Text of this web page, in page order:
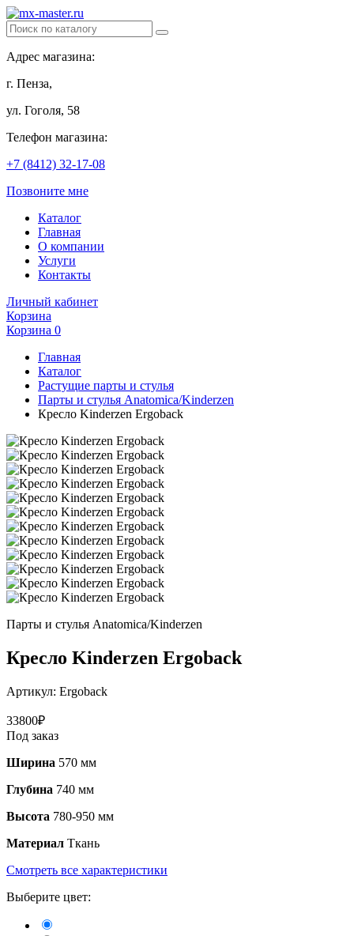
Адрес магазина:
г. Пенза,
ул. Гоголя, 58
Телефон магазина:
+7 (8412) 32-17-08
Позвоните мне
Каталог
Главная
О компании
Услуги
Контакты
Личный кабинет
Корзина
Корзина 0
Главная
Каталог
Растущие парты и стулья
Парты и стулья Anatomica/Kinderzen
Кресло Kinderzen Ergoback
Парты и стулья Anatomica/Kinderzen
Кресло Kinderzen Ergoback
Артикул: Ergoback
33800₽
Под заказ
Ширина 570 мм
Глубина 740 мм
Высота 780-950 мм
Материал Ткань
Смотреть все характеристики
Выберите цвет: